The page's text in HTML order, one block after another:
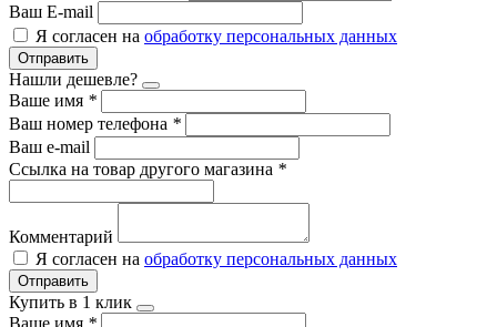
Ваш E-mail
Я согласен на обработку персональных данных
Отправить
Нашли дешевле?
Ваше имя *
Ваш номер телефона *
Ваш e-mail
Ссылка на товар другого магазина *
Комментарий
Я согласен на обработку персональных данных
Отправить
Купить в 1 клик
Ваше имя *